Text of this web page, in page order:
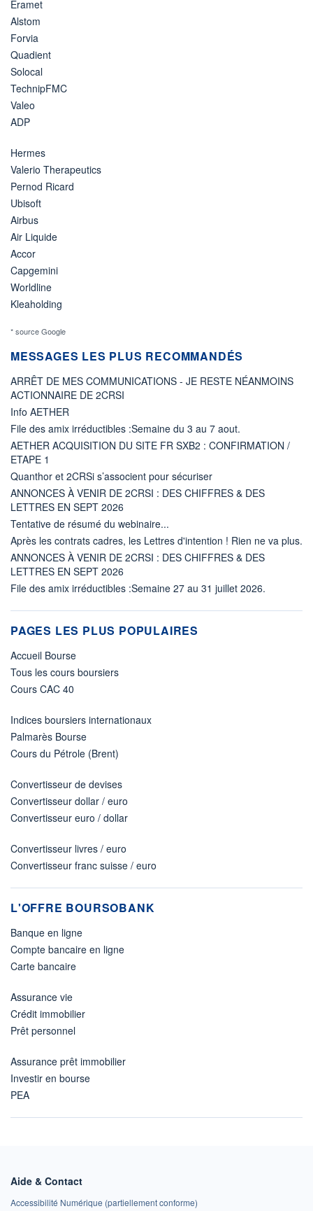
Eramet
Alstom
Forvia
Quadient
Solocal
TechnipFMC
Valeo
ADP
Hermes
Valerio Therapeutics
Pernod Ricard
Ubisoft
Airbus
Air Liquide
Accor
Capgemini
Worldline
Kleaholding
* source Google
MESSAGES LES PLUS RECOMMANDÉS
ARRÊT DE MES COMMUNICATIONS - JE RESTE NÉANMOINS
ACTIONNAIRE DE 2CRSI
Info AETHER
File des amix irréductibles :Semaine du 3 au 7 aout.
AETHER ACQUISITION DU SITE FR SXB2 : CONFIRMATION /
ETAPE 1
Quanthor et 2CRSi s’associent pour sécuriser
ANNONCES À VENIR DE 2CRSI : DES CHIFFRES & DES
LETTRES EN SEPT 2026
Tentative de résumé du webinaire...
Après les contrats cadres, les Lettres d'intention ! Rien ne va plus.
ANNONCES À VENIR DE 2CRSI : DES CHIFFRES & DES
LETTRES EN SEPT 2026
File des amix irréductibles :Semaine 27 au 31 juillet 2026.
PAGES LES PLUS POPULAIRES
Accueil Bourse
Tous les cours boursiers
Cours CAC 40
Indices boursiers internationaux
Palmarès Bourse
Cours du Pétrole (Brent)
Convertisseur de devises
Convertisseur dollar / euro
Convertisseur euro / dollar
Convertisseur livres / euro
Convertisseur franc suisse / euro
L'OFFRE BOURSOBANK
Banque en ligne
Compte bancaire en ligne
Carte bancaire
Assurance vie
Crédit immobilier
Prêt personnel
Assurance prêt immobilier
Investir en bourse
PEA
Aide & Contact
Accessibilité Numérique (partiellement conforme)